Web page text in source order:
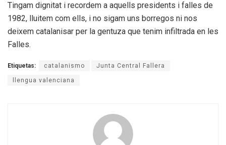
Tingam dignitat i recordem a aquells presidents i falles de
1982, lluitem com ells, i no sigam uns borregos ni nos
deixem catalanisar per la gentuza que tenim infiltrada en les
Falles.
Etiquetas: catalanismo Junta Central Fallera
llengua valenciana